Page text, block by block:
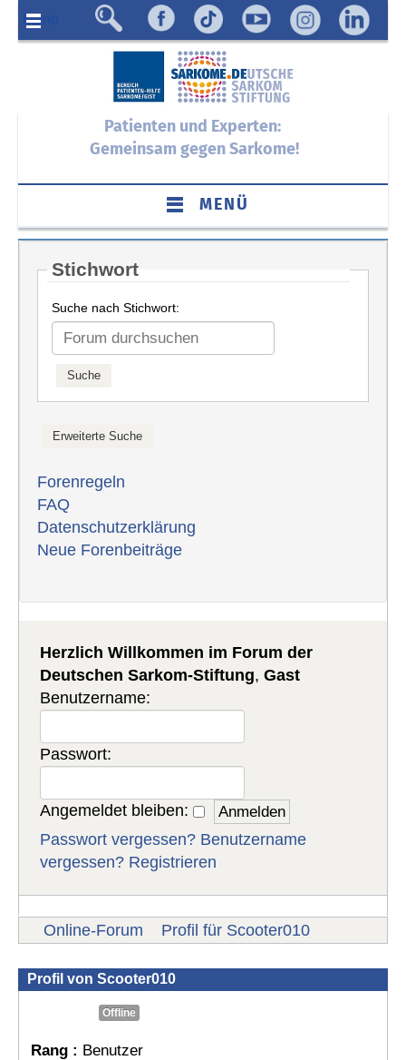
Menü
Patienten und Experten:
Gemeinsam gegen Sarkome!
MENÜ
Stichwort
Suche nach Stichwort:
Forenregeln
FAQ
Datenschutzerklärung
Neue Forenbeiträge
Herzlich Willkommen im Forum der
Deutschen Sarkom-Stiftung,Gast
Benutzername:
Passwort:
Angemeldet bleiben:
Passwort vergessen? Benutzername
vergessen? Registrieren
Online-Forum Profil für Scooter010
Profil von Scooter010
Offline
Rang : Benutzer